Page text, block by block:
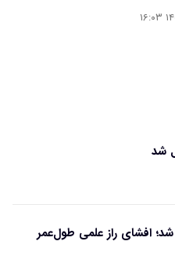
شد
لامپ جهان ۱۲۵ ساله شد؛ افشای راز علمی طول‌عمر